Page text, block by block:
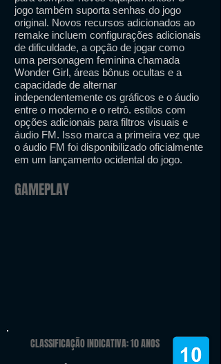
jogo também suporta senhas do jogo
original. Novos recursos adicionados ao
remake incluem configurações adicionais
de dificuldade, a opção de jogar como
uma personagem feminina chamada
Wonder Girl, áreas bônus ocultas e a
capacidade de alternar
independentemente os gráficos e o áudio
entre o moderno e o retrô. estilos com
opções adicionais para filtros visuais e
áudio FM. Isso marca a primeira vez que
o áudio FM foi disponibilizado oficialmente
em um lançamento ocidental do jogo.
GAMEPLAY
CLASSIFICAÇÃO INDICATIVA: 10 ANOS